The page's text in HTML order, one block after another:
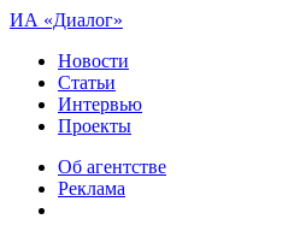
ИА «Диалог»
Новости
Статьи
Интервью
Проекты
Об агентстве
Реклама